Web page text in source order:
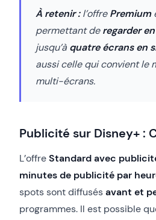
À retenir :l’offrePremium
permettant deregarder
jusqu’à quatre écrans en
aussi celle qui convient le
multi-écrans.
Publicité sur Disney+ :
L’offreStandard avec
minutes de publicité par
spots sont diffusésavant et
programmes. Il est possible